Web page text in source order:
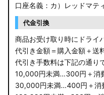
口座名義：カ）レッドマテ
代金引換
商品お受け取り時にドライ
代引き金額＝購入金額＋送
代引き手数料は下記の通り
10,000円未満…300円＋消
30,000円未満…400円＋消